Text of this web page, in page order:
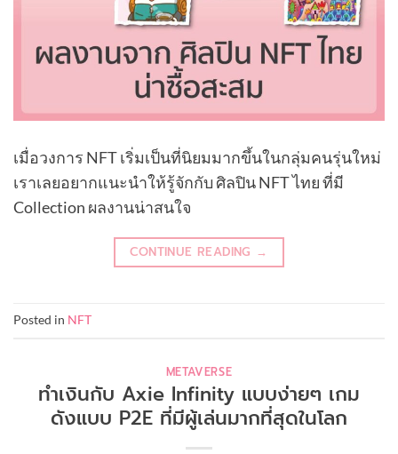
เมื่อวงการ NFT เริ่มเป็นที่นิยมมากขึ้นในกลุ่มคนรุ่นใหม่
เราเลยอยากแนะนำให้รู้จักกับ ศิลปิน NFT ไทย ที่มี
Collection ผลงานน่าสนใจ
CONTINUE READING →
Posted in NFT
METAVERSE
ทำเงินกับ Axie Infinity แบบง่ายๆ เกม
ดังแบบ P2E ที่มีผู้เล่นมากที่สุดในโลก